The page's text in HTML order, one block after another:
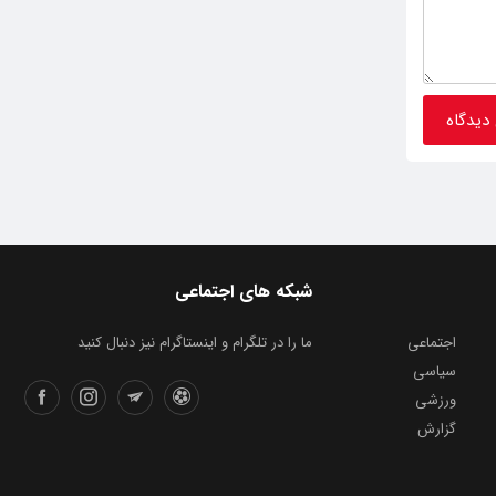
شبکه های اجتماعی
ما را در تلگرام و اینستاگرام نیز دنبال کنید
اجتماعی
سیاسی
ورزشی
گزارش